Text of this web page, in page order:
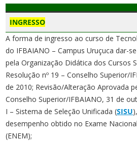
INGRESSO
A forma de ingresso ao curso de
do IFBAIANO – Campus Uruçuca dar-
pela Organização Didática dos Cursos
Resolução nº 19 – Conselho Superior/
de 2010; Revisão/Alteração Aprovada
Conselho Superior/IFBAIANO, 31 de
I – Sistema de Seleção Unificada (SISU
desempenho obtido no Exame
(ENEM);